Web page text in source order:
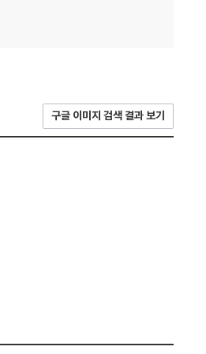
구글 이미지 검색 결과 보기